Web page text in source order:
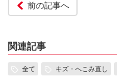
前の記事へ
関連記事
全て キズ・へこみ直し